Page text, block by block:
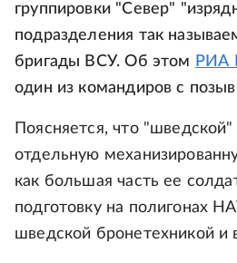
группировки "Север"
подразделения так
бригады ВСУ. Об этом РИА
один из командиров с
Поясняется, что
отдельную
как большая часть ее
подготовку на полигонах
шведской бронетехникой и